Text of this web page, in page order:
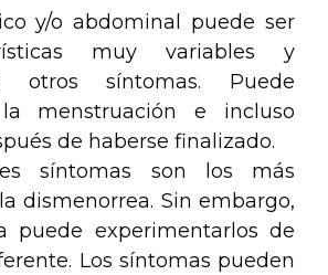
y/o abdominal puede ser
muy variables y
otros síntomas. Puede
menstruación e incluso
de haberse finalizado.
síntomas son los más
dismenorrea. Sin embargo,
puede experimentarlos de
Los síntomas pueden